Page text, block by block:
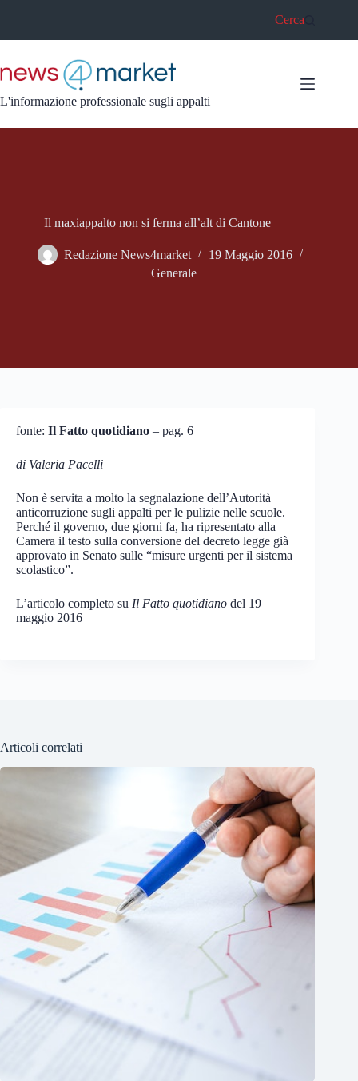
Cerca
L'informazione professionale sugli appalti
Il maxiappalto non si ferma all’alt di Cantone
Redazione News4market
19 Maggio 2016
Generale
fonte: Il Fatto quotidiano – pag. 6
di Valeria Pacelli
Non è servita a molto la segnalazione dell’Autorità
anticorruzione sugli appalti per le pulizie nelle scuole.
Perché il governo, due giorni fa, ha ripresentato alla
Camera il testo sulla conversione del decreto legge già
approvato in Senato sulle “misure urgenti per il sistema
scolastico”.
L’articolo completo su Il Fatto quotidiano del 19
maggio 2016
Articoli correlati